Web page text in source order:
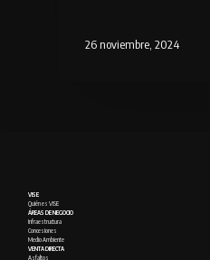
26 noviembre, 2024
VISE
Quién es VISE
ÁREAS DE NEGOCIO
Infraestructura
Concesiones
Medio Ambiente
VENTA DIRECTA
Asfaltos